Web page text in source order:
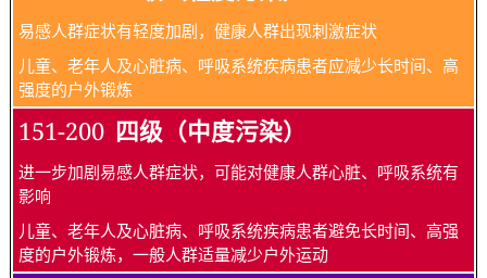
易感人群症状有轻度加剧，健康人群出现刺激症状
儿童、老年人及心脏病、呼吸系统疾病患者应减少长时间、高
强度的户外锻炼
151-200 四级（中度污染）
进一步加剧易感人群症状，可能对健康人群心脏、呼吸系统有
影响
儿童、老年人及心脏病、呼吸系统疾病患者避免长时间、高强
度的户外锻炼，一般人群适量减少户外运动